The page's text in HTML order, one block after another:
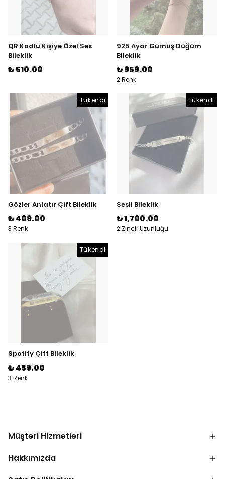
QR Kodlu Kişiye Özel Ses
Bileklik
₺ 510.00
925 Ayar Gümüş Düğüm
Bileklik
₺ 959.00
2 Renk
Tükendi
Gözler Anlatır Çift Bileklik
₺ 409.00
3 Renk
Tükendi
Sesli Bileklik
₺ 1,700.00
2 Zincir Uzunluğu
Tükendi
Spotify Çift Bileklik
₺ 459.00
3 Renk
Müşteri Hizmetleri
Hakkımızda